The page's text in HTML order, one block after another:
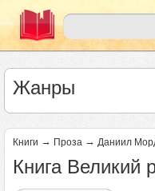
Жанры
Книги → Проза → Даниил
Книга Великий